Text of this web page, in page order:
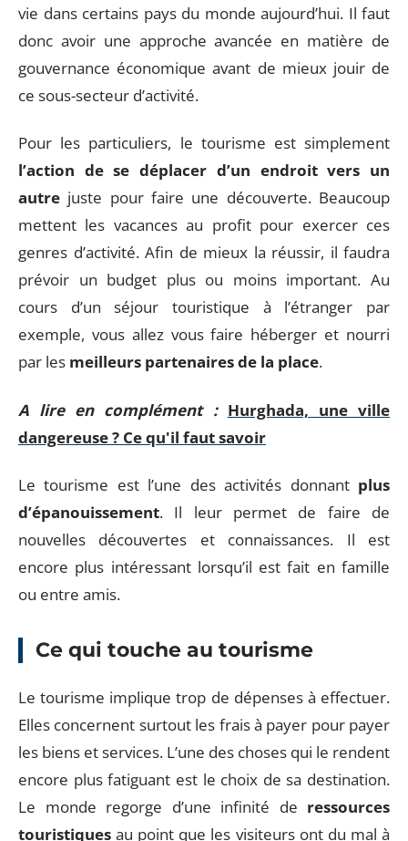
vie dans certains pays du monde aujourd’hui. Il faut
donc avoir une approche avancée en matière de
gouvernance économique avant de mieux jouir de
ce sous-secteur d’activité.
Pour les particuliers, le tourisme est simplement
l’action de se déplacer d’un endroit vers un
autre juste pour faire une découverte. Beaucoup
mettent les vacances au profit pour exercer ces
genres d’activité. Afin de mieux la réussir, il faudra
prévoir un budget plus ou moins important. Au
cours d’un séjour touristique à l’étranger par
exemple, vous allez vous faire héberger et nourri
par les meilleurs partenaires de la place.
A lire en complément : Hurghada, une ville
dangereuse ? Ce qu'il faut savoir
Le tourisme est l’une des activités donnant plus
d’épanouissement. Il leur permet de faire de
nouvelles découvertes et connaissances. Il est
encore plus intéressant lorsqu’il est fait en famille
ou entre amis.
Ce qui touche au tourisme
Le tourisme implique trop de dépenses à effectuer.
Elles concernent surtout les frais à payer pour payer
les biens et services. L’une des choses qui le rendent
encore plus fatiguant est le choix de sa destination.
Le monde regorge d’une infinité de ressources
touristiques au point que les visiteurs ont du mal à